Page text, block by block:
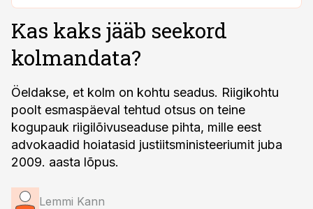
Kas kaks jääb seekord
kolmandata?
Öeldakse, et kolm on kohtu seadus. Riigikohtu
poolt esmaspäeval tehtud otsus on teine
kogupauk riigilõivuseaduse pihta, mille eest
advokaadid hoiatasid justiitsministeeriumit juba
2009. aasta lõpus.
Lemmi Kann